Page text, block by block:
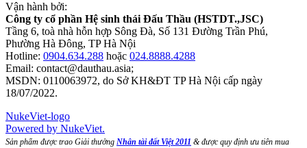
Vận hành bởi:
Công ty cổ phần Hệ sinh thái Đấu Thầu (HSTDT.,JSC)
Tầng 6, toà nhà hỗn hợp Sông Đà, Số 131 Đường Trần Phú,
Phường Hà Đông, TP Hà Nội
Hotline: 0904.634.288 hoặc 024.8888.4288
Email: contact@dauthau.asia;
MSDN: 0110063972, do Sở KH&ĐT TP Hà Nội cấp ngày
18/07/2022.
NukeViet-logo
Powered by NukeViet.
Sản phẩm được trao Giải thưởng Nhân tài đất Việt 2011 & được quy định ưu tiên mua